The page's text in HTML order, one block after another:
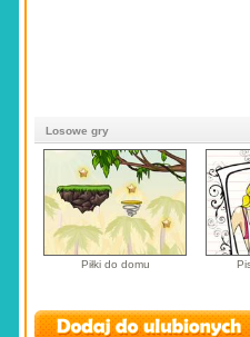
Losowe gry
Piłki do domu